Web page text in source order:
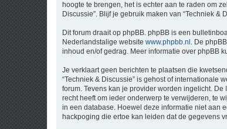
hoogte te brengen, het is echter aan te raden om
Discussie”. Blijf je gebruik maken van “Techniek
Dit forum draait op phpBB. phpBB is een
Nederlandstalige website www.phpbb.nl . De
inhoud en/of gedrag. Meer informatie over phpBB
Je verklaart geen berichten te plaatsen die
“Techniek & Discussie” is gehost of
forum. Tevens kan je provider worden ingelicht.
recht heeft om ieder onderwerp te verwijderen, te
in een database. Hoewel deze informatie niet aan
hackpoging die ertoe kan leiden dat de gegevens